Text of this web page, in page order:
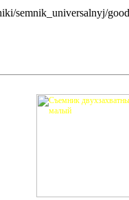
semnik_universalnyj/